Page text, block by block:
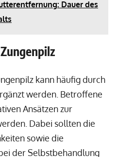
Dauer des
kann häufig durch
werden. Betroffene
Ansätzen zur
Dabei sollten die
sowie die
der Selbstbehandlung